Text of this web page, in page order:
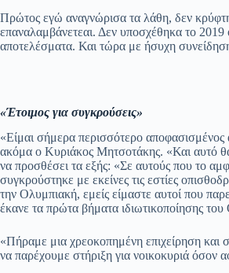
Πρώτος εγώ αναγνώρισα τα λάθη, δεν
επαναλαμβάνετεαι. Δεν υποσχέθηκα το
αποτελέσματα. Και τώρα με ήσυχη
«Έτοιμος για συγκρούσεις»
«Είμαι σήμερα περισσότερο αποφασισμένος
ακόμα ο Κυριάκος Μητσοτάκης. «Και αυτό
να προσθέσει τα εξής: «Σε αυτούς που το
συγκρούστηκε με εκείνες τις εστίες
την Ολυμπιακή, εμείς είμαστε αυτοί που
έκανε τα πρώτα βήματα ιδιωτικοποίησης
«Πήραμε μια χρεοκοπημένη επιχείρηση
να παρέχουμε στήριξη για νοικοκυριά